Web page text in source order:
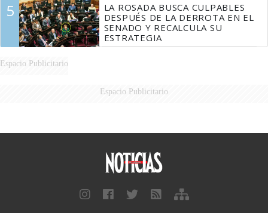
5
LA ROSADA BUSCA CULPABLES
DESPUÉS DE LA DERROTA EN EL
SENADO Y RECALCULA SU
ESTRATEGIA
Espacio Publicitario
Espacio Publicitario